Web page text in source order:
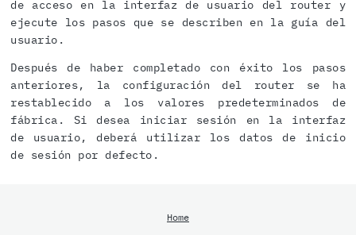
de acceso en la interfaz de usuario del router y
ejecute los pasos que se describen en la guía del
usuario.
Después de haber completado con éxito los pasos
anteriores, la configuración del router se ha
restablecido a los valores predeterminados de
fábrica. Si desea iniciar sesión en la interfaz
de usuario, deberá utilizar los datos de inicio
de sesión por defecto.
Home